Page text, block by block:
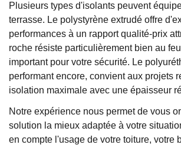
Plusieurs types d'isolants peuvent
terrasse. Le polystyrène extrudé offre
performances à un rapport qualité-prix
roche résiste particulièrement bien au
important pour votre sécurité. Le
performant encore, convient aux projets
isolation maximale avec une épaisseur
Notre expérience nous permet de vous
solution la mieux adaptée à votre
en compte l'usage de votre toiture, votre